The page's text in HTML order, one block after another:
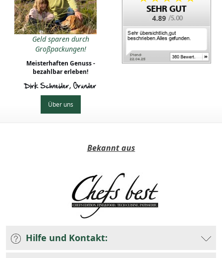
Geld sparen durch
Großpackungen!
Meisterhaften Genuss -
bezahlbar erleben!
Dirk Schneider, Gründer
Über uns
4.89
Bekannt aus
Hilfe und Kontakt: